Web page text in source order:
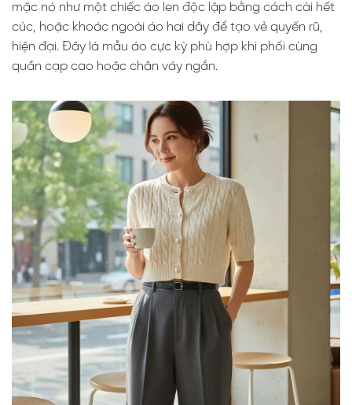
mặc nó như một chiếc áo len độc lập bằng cách cài hết
cúc, hoặc khoác ngoài áo hai dây để tạo vẻ quyến rũ,
hiện đại. Đây là mẫu áo cực kỳ phù hợp khi phối cùng
quần cạp cao hoặc chân váy ngắn.